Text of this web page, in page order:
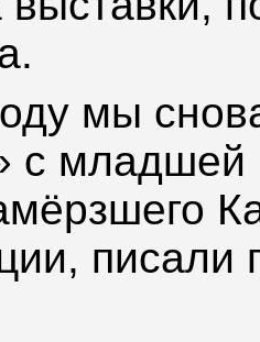
мы
с
писали